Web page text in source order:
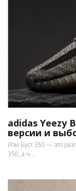
adidas Yeezy
версии и
Изи Буст 350 — это
350, а ч...